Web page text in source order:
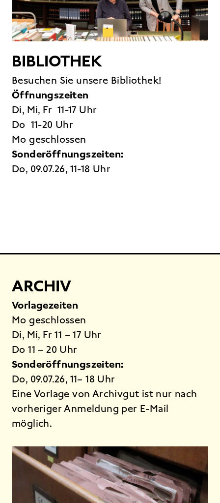
BIBLIOTHEK
Besuchen Sie unsere Bibliothek!
Öffnungszeiten
Di, Mi, Fr 11-17 Uhr
Do 11-20 Uhr
Mo geschlossen
Sonderöffnungszeiten:
Do, 09.07.26, 11-18 Uhr
ARCHIV
Vorlagezeiten
Mo geschlossen
Di, Mi, Fr 11 – 17 Uhr
Do 11 – 20 Uhr
Sonderöffnungszeiten:
Do, 09.07.26, 11– 18 Uhr
Eine Vorlage von Archivgut ist nur nach
vorheriger Anmeldung per E-Mail
möglich.